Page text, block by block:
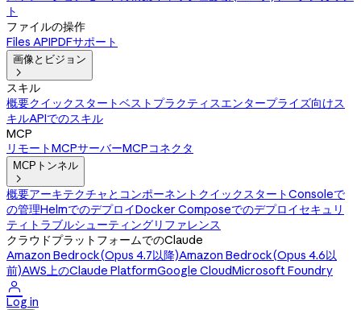
ト
ファイルの操作
Files APIPDFサポート
画像とビジョン

スキル
概要クイックスタートベストプラクティスエンタープライズ向けス
キルAPIでのスキル
MCP
リモートMCPサーバーMCPコネクタ
MCPトンネル

概要アーキテクチャとコンポーネント クイックスタートConsoleで
の管理HelmでのデプロイDocker Composeでのデプロイセキュリ
ティ トラブルシューティングリファレンス
クラウドプラットフォームでのClaude
Amazon Bedrock(Opus 4.7以降)Amazon Bedrock(Opus 4.6以
前)AWS上のClaude PlatformGoogle CloudMicrosoft Foundry

Log in